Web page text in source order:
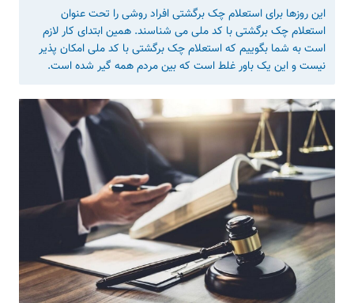
این روزها برای استعلام چک برگشتی افراد روشی را تحت عنوان
استعلام چک برگشتی با کد ملی می شناسند. همین ابتدای کار لازم
است به شما بگوییم که استعلام چک برگشتی با کد ملی امکان پذیر
نیست و این یک باور غلط است که بین مردم همه گیر شده است.